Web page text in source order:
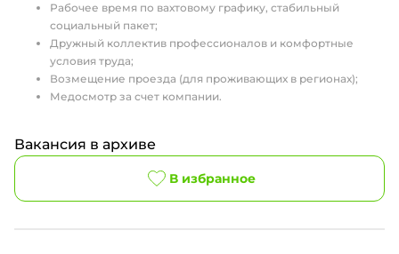
Рабочее время по вахтовому графику, стабильный
социальный пакет;
Дружный коллектив профессионалов и комфортные
условия труда;
Возмещение проезда (для проживающих в регионах);
Медосмотр за счет компании.
Вакансия в архиве
В избранное